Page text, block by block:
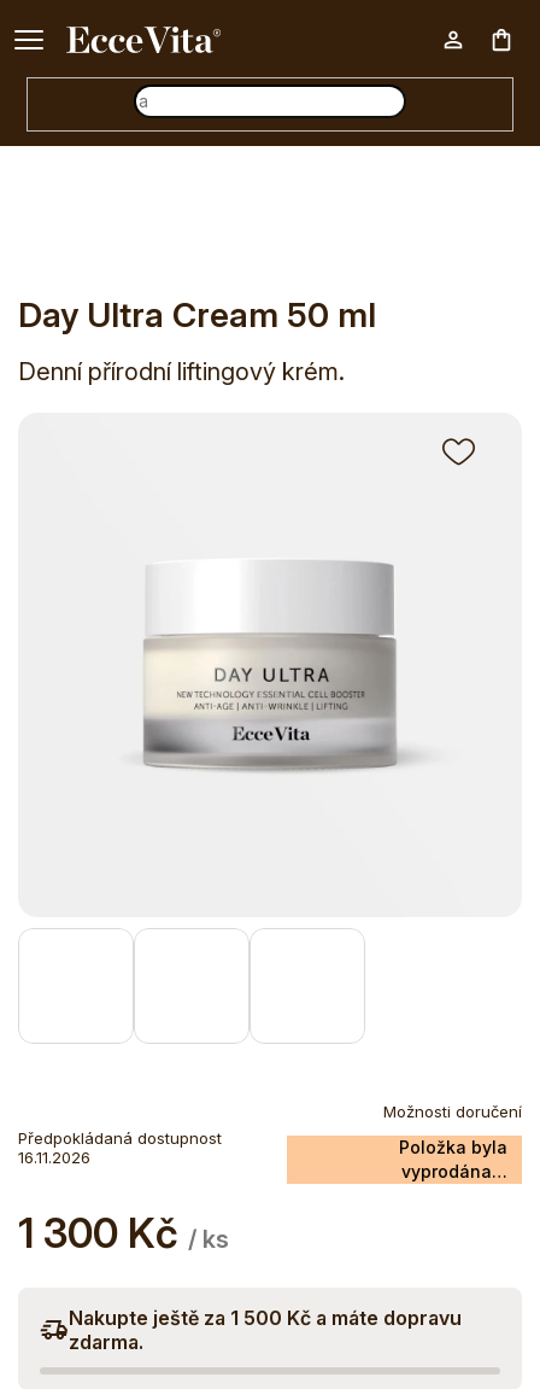
Ke každému nákupu nad 500 Kč dárek zdarma 📦
E-shop Kosmetika Péče o pleť Přírodní krémy Day
Předpokládaná dostupnost
16.11.2026
Možnosti doručení
Položka byla
vyprodána…
1 300 Kč / ks
Měrná
cena:
Nakupte ještě za 1 500 Kč a máte dopravu
zdarma.
Day Ultra Cream 50 ml
Denní přírodní liftingový krém.